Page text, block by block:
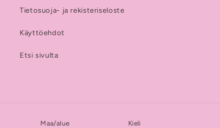
Tietosuoja- ja rekisteriseloste
Käyttöehdot
Etsi sivulta
Maa/alue Kieli